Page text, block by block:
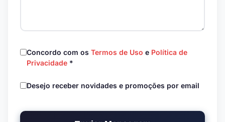
Concordo com os Termos de Uso e Política de
Privacidade *
Desejo receber novidades e promoções por email